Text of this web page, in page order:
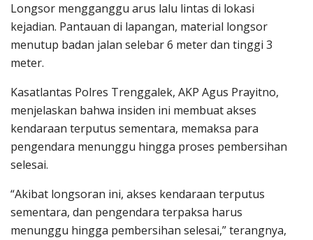
Longsor mengganggu arus lalu lintas di lokasi
kejadian. Pantauan di lapangan, material longsor
menutup badan jalan selebar 6 meter dan tinggi 3
meter.
Kasatlantas Polres Trenggalek, AKP Agus Prayitno,
menjelaskan bahwa insiden ini membuat akses
kendaraan terputus sementara, memaksa para
pengendara menunggu hingga proses pembersihan
selesai.
“Akibat longsoran ini, akses kendaraan terputus
sementara, dan pengendara terpaksa harus
menunggu hingga pembersihan selesai,” terangnya,